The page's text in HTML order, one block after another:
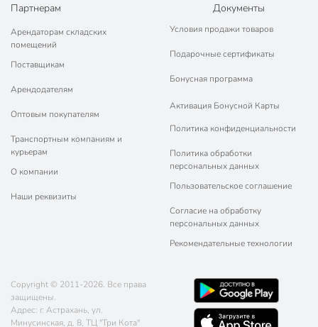
Партнерам
Арендаторам складских
помещений
Поставщикам
Арендодателям
Оптовым покупателям
Транспортным компаниям и
курьерам
О компании
Наши реквизиты
Документы
Условия продажи товаров
Подарочные сертификаты
Бонусная программа
Активация Бонусной Карты
Политика конфиденциальности
Политика обработки
персональных данных
Пользовательское соглашение
Согласие на обработку
персональных данных
Рекомендательные технологии
Copyright © 2011-2026. Все права
защищены.
Адрес: г. Астрахань, ул.
Минусинская, д. 8, ТЦ "Три Кота"